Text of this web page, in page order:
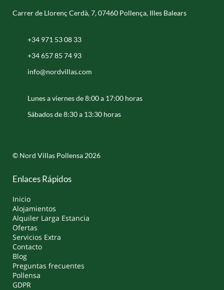
Carrer de Llorenç Cerdà, 7, 07460 Pollença, Illes Balears
+34 971 53 08 33
+34 657 85 74 93
info@nordvillas.com
Lunes a viernes de 8:00 a 17:00 horas
Sábados de 8:30 a 13:30 horas
© Nord Villas Pollensa 2026
Enlaces Rápidos
Inicio
Alojamientos
Alquiler Larga Estancia
Ofertas
Servicios Extra
Contacto
Blog
Preguntas frecuentes
Pollensa
GDPR